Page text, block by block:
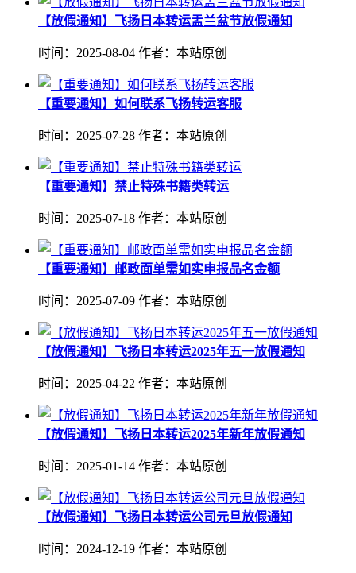
【放假通知】飞扬日本转运盂兰盆节放假通知
时间：2025-08-04 作者：本站原创
【重要通知】如何联系飞扬转运客服
时间：2025-07-28 作者：本站原创
【重要通知】禁止特殊书籍类转运
时间：2025-07-18 作者：本站原创
【重要通知】邮政面单需如实申报品名金额
时间：2025-07-09 作者：本站原创
【放假通知】飞扬日本转运2025年五一放假通知
时间：2025-04-22 作者：本站原创
【放假通知】飞扬日本转运2025年新年放假通知
时间：2025-01-14 作者：本站原创
【放假通知】飞扬日本转运公司元旦放假通知
时间：2024-12-19 作者：本站原创